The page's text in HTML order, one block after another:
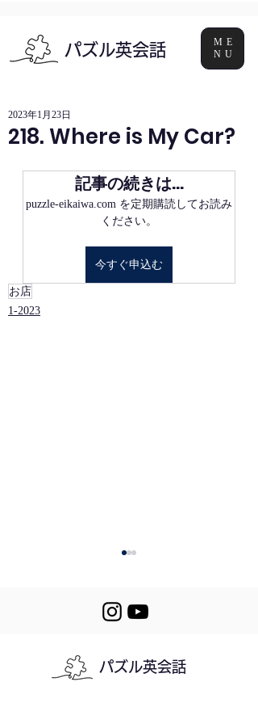
パズル英会話
ME
NU
218. Where is My Car?
2023年1月23日
記事の続きは…
puzzle-eikaiwa.com を定期購読してお読み
ください。
今すぐ申込む
お店
1-2023
Review #218-220
パズル英会話